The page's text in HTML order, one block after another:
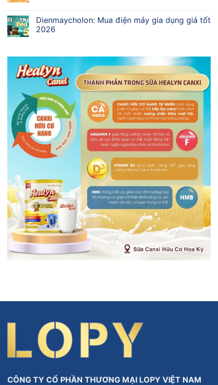
Dienmaycholon: Mua điện máy gia dụng giá tốt
2026
CÔNG TY CỔ PHẦN THƯƠNG MẠI LOPY VIỆT NAM